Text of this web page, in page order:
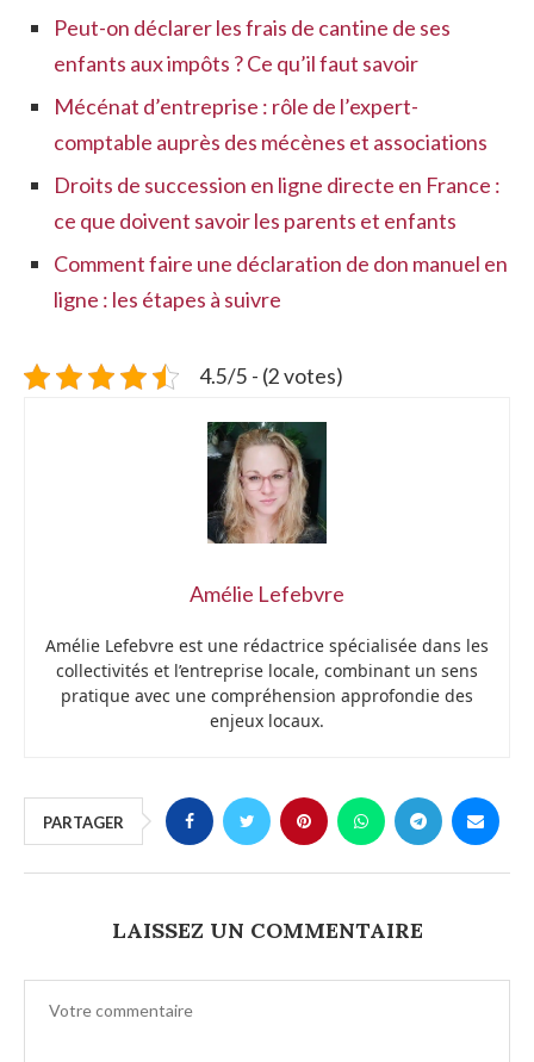
Peut-on déclarer les frais de cantine de ses
enfants aux impôts ? Ce qu’il faut savoir
Mécénat d’entreprise : rôle de l’expert-
comptable auprès des mécènes et associations
Droits de succession en ligne directe en France :
ce que doivent savoir les parents et enfants
Comment faire une déclaration de don manuel en
ligne : les étapes à suivre
4.5/5 - (2 votes)
Amélie Lefebvre
Amélie Lefebvre est une rédactrice spécialisée dans les
collectivités et l’entreprise locale, combinant un sens
pratique avec une compréhension approfondie des
enjeux locaux.
PARTAGER
LAISSEZ UN COMMENTAIRE